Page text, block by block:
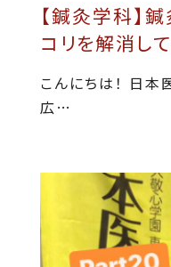
【鍼灸学科】
コリを解消し
こんにちは！ 日
広…